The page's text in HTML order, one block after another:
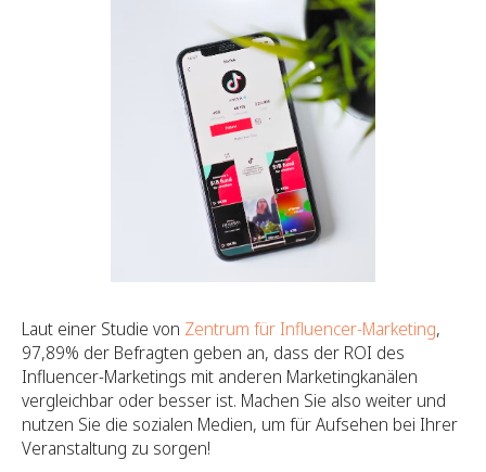
Laut einer Studie von Zentrum für Influencer-Marketing,
97,89% der Befragten geben an, dass der ROI des
Influencer-Marketings mit anderen Marketingkanälen
vergleichbar oder besser ist. Machen Sie also weiter und
nutzen Sie die sozialen Medien, um für Aufsehen bei Ihrer
Veranstaltung zu sorgen!